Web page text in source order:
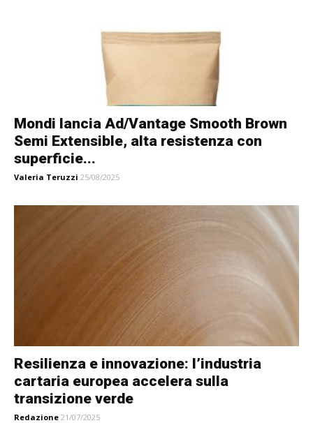
Mondi lancia Ad/Vantage Smooth Brown
Semi Extensible, alta resistenza con
superficie...
Valeria Teruzzi 25/08/2025
Resilienza e innovazione: l’industria
cartaria europea accelera sulla
transizione verde
Redazione 21/07/2025